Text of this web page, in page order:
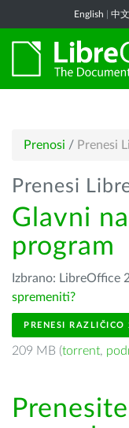
English 中
Prenosi / Prenesi
Prenesi
Glavni
program
Izbrano: LibreOffice
spremeniti?
PRENESI RAZLIČICO
209 MB (torrent,